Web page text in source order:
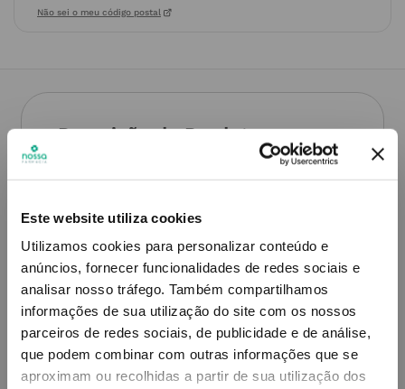
Este website utiliza cookies
Utilizamos cookies para personalizar conteúdo e
anúncios, fornecer funcionalidades de redes sociais e
analisar nosso tráfego. Também compartilhamos
informações de sua utilização do site com os nossos
parceiros de redes sociais, de publicidade e de análise,
que podem combinar com outras informações que se
aproximam ou recolhidas a partir de sua utilização dos
Não sei o meu código postal
Descrição do Produto
Modo de utilização
Contra-indicações
Informações técnicas